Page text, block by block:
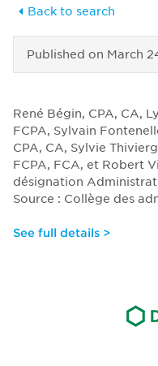
Back to search
Published on March
René Bégin, CPA, CA,
FCPA, Sylvain
CPA, CA, Sylvie
FCPA, FCA, et Robert
désignation
Source : Collège des
See full details >